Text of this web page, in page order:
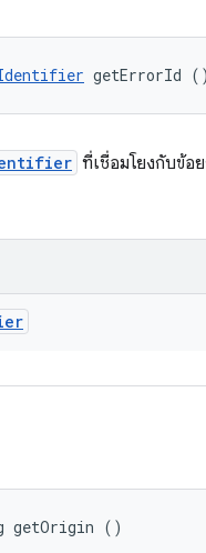
getErrorId ()
ที่เชื่อมโยงกับข้อ
getOrigin ()